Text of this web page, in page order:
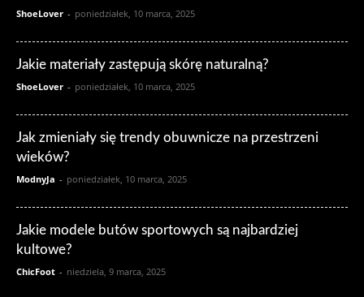
ShoeLover - poniedziałek, 10 marca, 2025
Jakie materiały zastępują skórę naturalną?
ShoeLover - poniedziałek, 10 marca, 2025
Jak zmieniały się trendy obuwnicze na przestrzeni
wieków?
ModnyJa - poniedziałek, 10 marca, 2025
Jakie modele butów sportowych są najbardziej
kultowe?
ChicFoot - niedziela, 9 marca, 2025